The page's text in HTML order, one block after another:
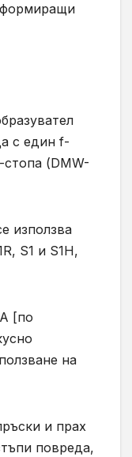
формиращи
с един f-
(DMW-
използва
S1 и S1H,
[по
на
и прах
повреда,